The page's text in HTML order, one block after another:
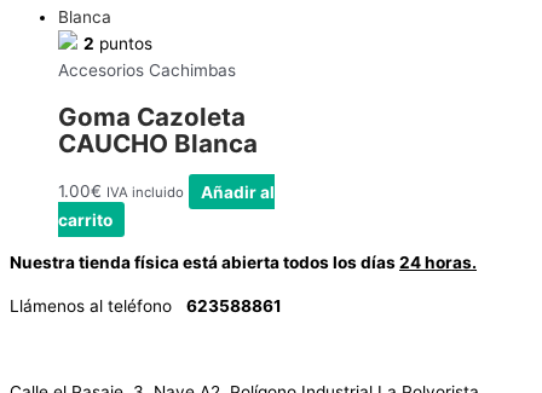
2 puntos
Accesorios Cachimbas
Goma Cazoleta
CAUCHO Blanca
1.00€ IVA incluido
Añadir al
carrito
Nuestra tienda física está abierta todos los días24 horas.
Llámenos al teléfono 623588861